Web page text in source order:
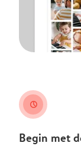
clock
Begin met